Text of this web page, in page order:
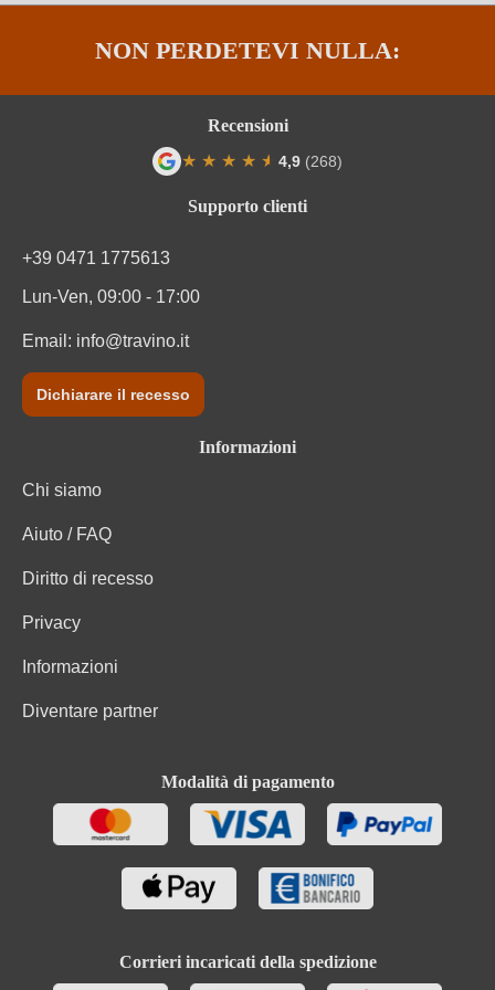
NON PERDETEVI NULLA:
Supporto clienti
+39 0471 1775613
Lun-Ven, 09:00 - 17:00
Email: info@travino.it
Dichiarare il recesso
Informazioni
Chi siamo
Aiuto / FAQ
Diritto di recesso
Privacy
Informazioni
Diventare partner
Modalità di pagamento
Corrieri incaricati della spedizione
Recensioni
★ ★ ★ ★ ★
★ 4,9 (268)